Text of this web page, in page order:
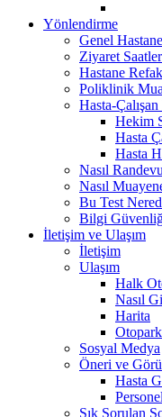
Yönlendirme
Genel
Ziyaret
Hastane
Poliklinik
Hasta-
Hekim
Hasta
Hasta
Nasıl
Nasıl
Bu Test
Bilgi
İletişim ve Ulaşım
İletişim
Ulaşım
Halk
Nasıl
Harita
Sosyal Medya
Öneri ve
Hasta
Sık Sorulan